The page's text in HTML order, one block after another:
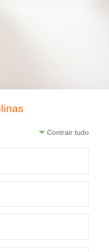
Contrair tudo